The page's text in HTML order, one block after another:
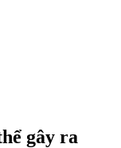
gây ra